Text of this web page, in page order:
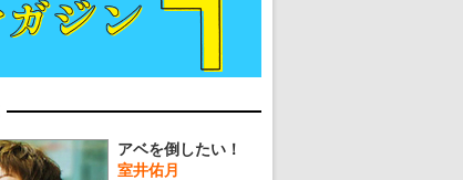
アベを倒したい！
室井佑月